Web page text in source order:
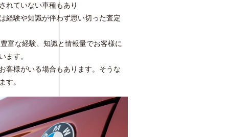
れていない車種もあり
経験や知識が伴わず思い切った査定
富な経験、知識と情報量でお客様に
ます。
客様がいる場合もあります。そうな
す。